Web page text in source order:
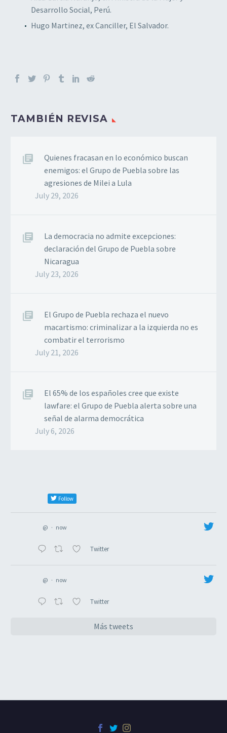
Desarrollo Social, Perú.
Hugo Martinez, ex Canciller, El Salvador.
TAMBIÉN REVISA
Quienes fracasan en lo económico buscan
enemigos: el Grupo de Puebla sobre las
agresiones de Milei a Lula
July 29, 2026
La democracia no admite excepciones:
declaración del Grupo de Puebla sobre
Nicaragua
July 23, 2026
El Grupo de Puebla rechaza el nuevo
macartismo: criminalizar a la izquierda no es
combatir el terrorismo
July 21, 2026
El 65% de los españoles cree que existe
lawfare: el Grupo de Puebla alerta sobre una
señal de alarma democrática
July 6, 2026
Follow
@ · now
Twitter
@ · now
Twitter
Más tweets